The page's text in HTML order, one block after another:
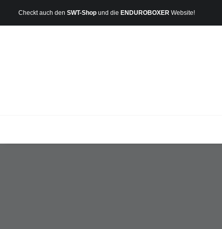
Checkt auch den SWT-Shop und die ENDUROBOXER Website!